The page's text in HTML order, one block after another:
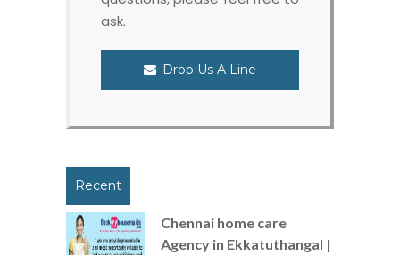
ask.
Drop Us A Line
Recent
Chennai home care
Agency in Ekkatuthangal |